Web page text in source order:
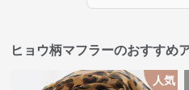
ヒョウ柄マフラーのおすすめ
人気